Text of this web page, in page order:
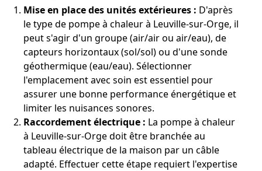
Mise en place des unités extérieures : D'après
le type de pompe à chaleur à Leuville-sur-Orge, il
peut s'agir d'un groupe (air/air ou air/eau), de
capteurs horizontaux (sol/sol) ou d'une sonde
géothermique (eau/eau). Sélectionner
l'emplacement avec soin est essentiel pour
assurer une bonne performance énergétique et
limiter les nuisances sonores.
Raccordement électrique : La pompe à chaleur
à Leuville-sur-Orge doit être branchée au
tableau électrique de la maison par un câble
adapté. Effectuer cette étape requiert l'expertise